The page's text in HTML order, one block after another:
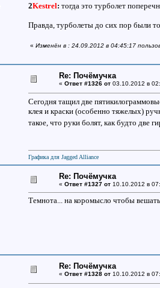
2Kestrel: тогда это турболет
Правда, турболеты до сих пор были
« Изменён в : 24.09.2012 в 04:45:17
Re: Почёмучка
« Ответ #1326 от03.10.2012 в
Сегодня тащил две
клея и краски (особенно тяжелых)
такое, что руки болят, как будто две
Графика для Jagged Alliance
Re: Почёмучка
« Ответ #1327 от10.10.2012 в
Темнота... на коромысло чтобы вешать
Re: Почёмучка
« Ответ #1328 от10.10.2012 в